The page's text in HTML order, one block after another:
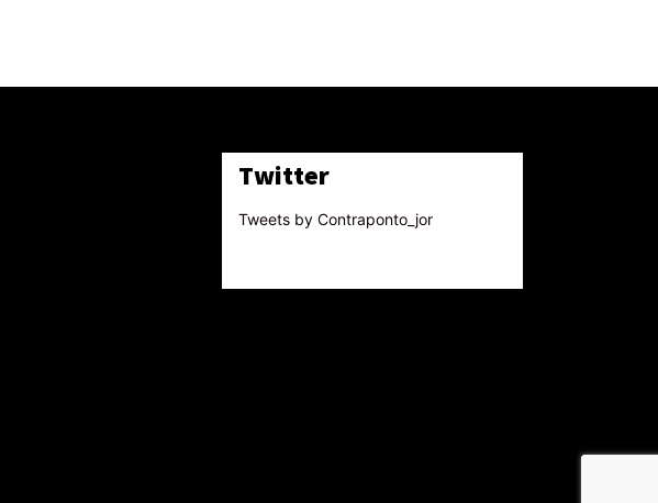
Twitter
Tweets by Contraponto_jor